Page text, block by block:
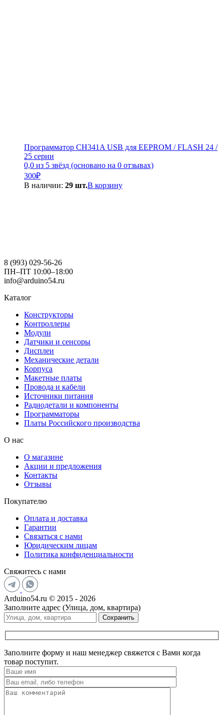
Программатор CH341A USB для EEPROM / FLASH 24 /
25 серии
0,0 из 5 звёзд (основано на 0 отзывах)
300₽
В наличии: 29 шт.В корзину
8 (993) 029-56-26
ПН–ПТ 10:00–18:00
info@arduino54.ru
Каталог
Конструкторы
Контроллеры
Модули
Датчики и сенсоры
Дисплеи
Механические детали
Корпуса
Макетные платы
Провода и кабели
Источники питания
Радиодетали и компоненты
Программаторы
Платы Российского производства
О нас
О магазине
Акции и предложения
Контакты
Отзывы
Покупателю
Оплата и доставка
Гарантии
Связаться с нами
Юридическим лицам
Политика конфиденциальности
Свяжитесь с нами
Arduino54.ru © 2015 - 2026
Заполните адрес (Улица, дом, квартира)
Сохранить
Заполните форму и наш менеджер свяжется с Вами когда
товар поступит.